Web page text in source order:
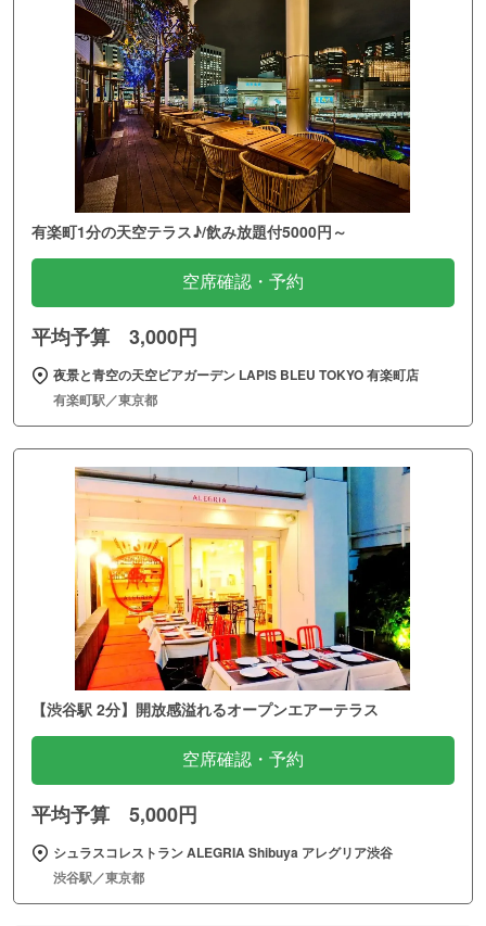
有楽町1分の天空テラス♪/飲み放題付5000円～
空席確認・予約
平均予算 3,000円
夜景と青空の天空ビアガーデン LAPIS BLEU TOKYO 有楽町店
有楽町駅／東京都
【渋谷駅 2分】開放感溢れるオープンエアーテラス
空席確認・予約
平均予算 5,000円
シュラスコレストラン ALEGRIA Shibuya アレグリア渋谷
渋谷駅／東京都